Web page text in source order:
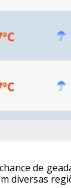
de
diversas